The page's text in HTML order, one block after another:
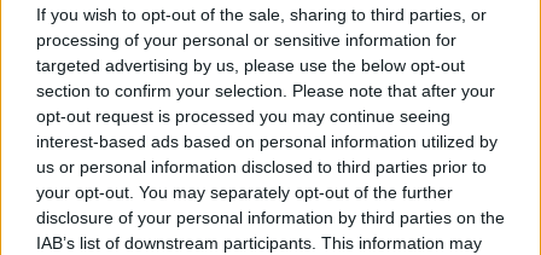
If you wish to opt-out of the sale, sharing to third parties, or
processing of your personal or sensitive information for
targeted advertising by us, please use the below opt-out
section to confirm your selection. Please note that after your
opt-out request is processed you may continue seeing
interest-based ads based on personal information utilized by
us or personal information disclosed to third parties prior to
your opt-out. You may separately opt-out of the further
disclosure of your personal information by third parties on the
IAB’s list of downstream participants. This information may
Mission: Impossible - Leszámolás - Első részt két
aspektusból fogom kivesézni jelen írásom során,
ugyanis így tudom a legjobban átadni azt az ...